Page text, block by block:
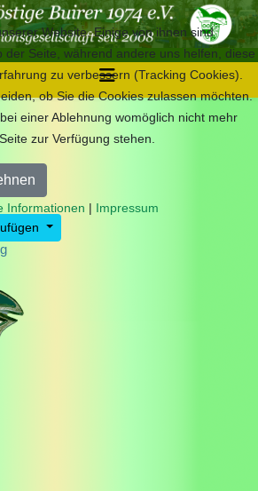
Website. Einige von ihnen sind
der Seite, während andere uns helfen, diese
zu verbessern (Tracking Cookies).
ob Sie die Cookies zulassen möchten.
einer Ablehnung womöglich nicht mehr
zur Verfügung stehen.
Informationen | Impressum